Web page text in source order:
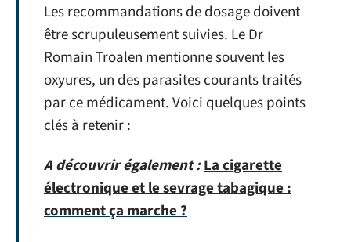
Les recommandations de dosage doivent
être scrupuleusement suivies. Le Dr
Romain Troalen mentionne souvent les
oxyures, un des parasites courants traités
par ce médicament. Voici quelques points
clés à retenir :
A découvrir également :La cigarette
électronique et le sevrage tabagique :
comment ça marche ?